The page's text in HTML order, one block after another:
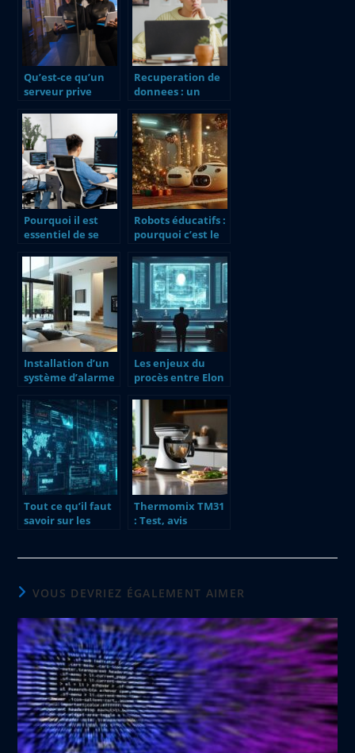
Qu’est-ce qu’un
serveur prive
Recuperation de
donnees : un
efficace
Pourquoi il est
essentiel de se
l’actualite web et
high tech
Robots éducatifs :
pourquoi c’est le
Noël
Installation d’un
système d’alarme
pour une sécurité
optimale
Les enjeux du
procès entre Elon
sur la mission
originale
Tout ce qu’il faut
savoir sur les
illégales comme
Thermomix TM31
: Test, avis
Guide complet
efficacement
après chaque
recette
VOUS DEVRIEZ ÉGALEMENT AIMER